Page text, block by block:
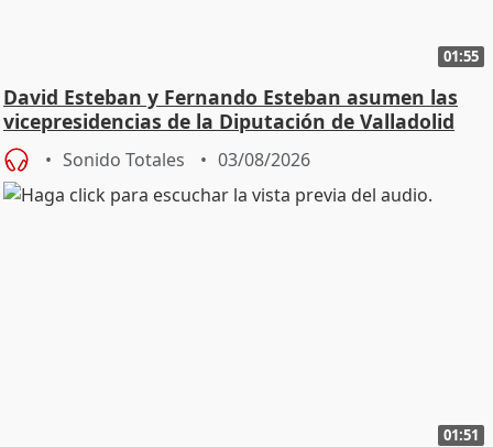
01:55
David Esteban y Fernando Esteban asumen las
vicepresidencias de la Diputación de Valladolid
Sonido Totales 03/08/2026
01:51